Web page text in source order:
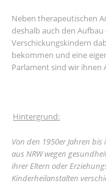
Neben therapeutischen
deshalb auch den
Verschickungskindern
bekommen und eine
Parlament sind wir ihnen
Hintergrund:
Von den 1950er Jahren
aus NRW wegen
ihrer Eltern oder
Kinderheilanstalten